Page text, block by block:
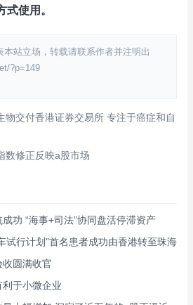
使用。
站立场，转载请联系作者并注明出
?p=149
物交付香港证券交易所 专注于癌症和自
数修正反映a股市场
功 “海事+司法”协同盘活停滞资产
试行计划”首名患者成功由香港转至珠海
圆满收官
于小微企业